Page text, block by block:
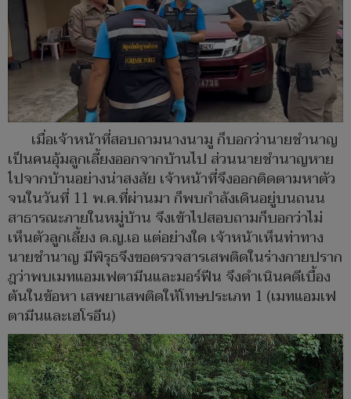
เมื่อเจ้าหน้าที่สอบถามนางนามู ก็บอกว่านายชำนาญ
เป็นคนอุ้มลูกเลี้ยงออกจากบ้านไป ส่วนนายชำนาญหาย
ไปจากบ้านอย่างน่าสงสัย เจ้าหน้าที่จึงออกติดตามหาตัว
จนในวันที่ 11 พ.ค.ที่ผ่านมา ก็พบกำลังเดินอยู่บนถนน
สาธารณะภายในหมู่บ้าน จึงเข้าไปสอบถามก็บอกว่าไม่
เห็นตัวลูกเลี้ยง ด.ญ.เอ แต่อย่างใด เจ้าหน้าเห็นท่าทาง
นายชำนาญ มีพิรุธจึงขอตรวจสารเสพติดในร่างกายปราก
ฎว่าพบเมทแอมเฟตามีนและมอร์ฟีน จึงดำเนินคดีเบื้อง
ต้นในข้อหา เสพยาเสพติดให้โทษประเภท 1 (เมทแอมเฟ
ตามีนและเฮโรอีน)